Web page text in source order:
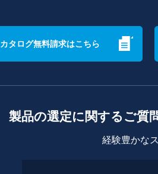
カタログ無料請求はこちら
製品の選定に関するご質
経験豊かな